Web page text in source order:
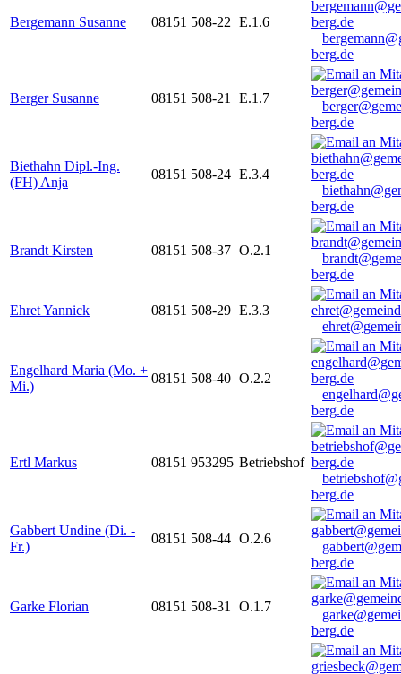
Bergemann Susanne 08151 508-22 E.1.6
berg.de
Berger Susanne 08151 508-21 E.1.7
berg.de
Biethahn Dipl.-Ing.
(FH) Anja
08151 508-24 E.3.4
berg.de
Brandt Kirsten 08151 508-37 O.2.1
berg.de
Ehret Yannick 08151 508-29 E.3.3
Engelhard Maria (Mo. +
Mi.)
08151 508-40 O.2.2
berg.de
Ertl Markus 08151 953295 Betriebshof
berg.de
Gabbert Undine (Di. -
Fr.)
08151 508-44 O.2.6
berg.de
Garke Florian 08151 508-31 O.1.7
berg.de